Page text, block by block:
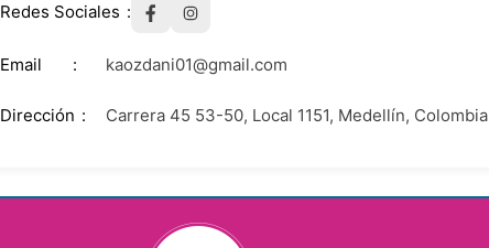
Redes Sociales
Email kaozdani01@gmail.com
Dirección Carrera 45 53-50, Local 1151, Medellín, Colombia